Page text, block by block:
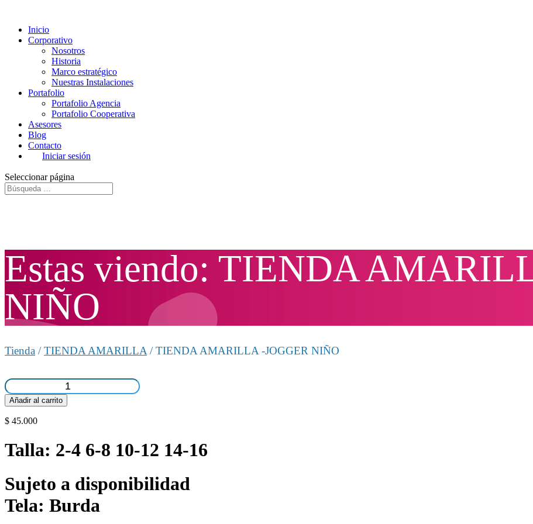
Inicio
Corporativo
Nosotros
Historia
Marco estratégico
Nuestras Instalaciones
Portafolio
Portafolio Agencia
Portafolio Cooperativa
Asesores
Blog
Contacto
Iniciar sesión
Seleccionar página
Estas viendo: TIENDA
NIÑO
Tienda /TIENDA AMARILLA/ TIENDA AMARILLA -JOGGER NIÑO
TIENDA
AMARILLA
-
NIÑO
Añadir al carrito
$ 45.000
Talla: 2-4 6-8 10-12 14-16
Sujeto a disponibilidad
Tela: Burda